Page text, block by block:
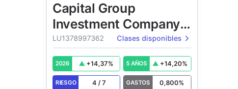
Capital Group
Investment Company
of America (LUX)
LU1378997362 Clases disponibles
2026 +14,37% 5 AÑOS +14,20%
RIESGO 4 /7 GASTOS 0,800%